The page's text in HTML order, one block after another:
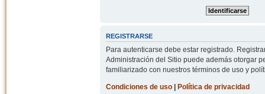
REGISTRARSE
Para autenticarse debe estar registrado.
Administración del Sitio puede además otorgar
familiarizado con nuestros términos de uso y
Condiciones de uso| Política de privacidad